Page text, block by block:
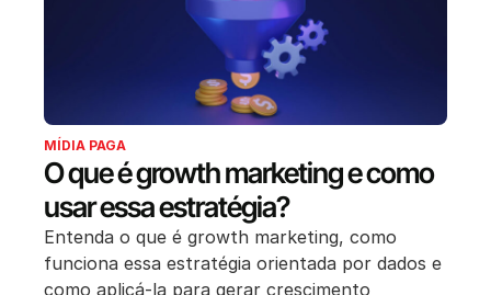
MÍDIA PAGA
O que é growth marketing e como
usar essa estratégia?
Entenda o que é growth marketing, como
funciona essa estratégia orientada por dados e
como aplicá-la para gerar crescimento